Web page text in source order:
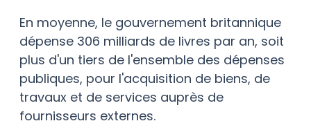
En moyenne, le gouvernement britannique
dépense 306 milliards de livres par an, soit
plus d'un tiers de l'ensemble des dépenses
publiques, pour l'acquisition de biens, de
travaux et de services auprès de
fournisseurs externes.